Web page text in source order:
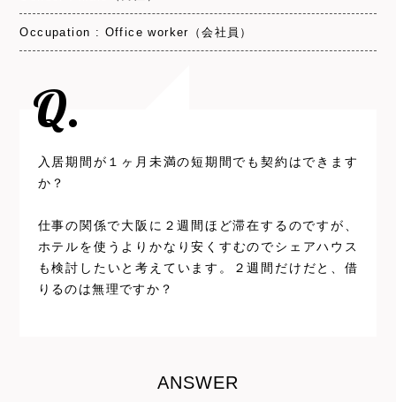
Occupation : Office worker（会社員）
Q.
入居期間が１ヶ月未満の短期間でも契約はできます
か？
仕事の関係で大阪に２週間ほど滞在するのですが、
ホテルを使うよりかなり安くすむのでシェアハウス
も検討したいと考えています。２週間だけだと、借
りるのは無理ですか？
ANSWER